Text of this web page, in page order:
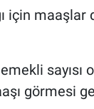
için
sayısı
görmesi